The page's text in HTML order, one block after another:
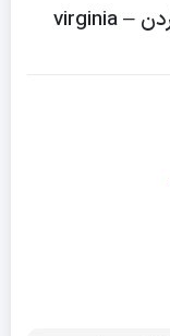
کنسرو آرتیشو ۴۰۰ گرم ویرجینیا گاردن – virginia